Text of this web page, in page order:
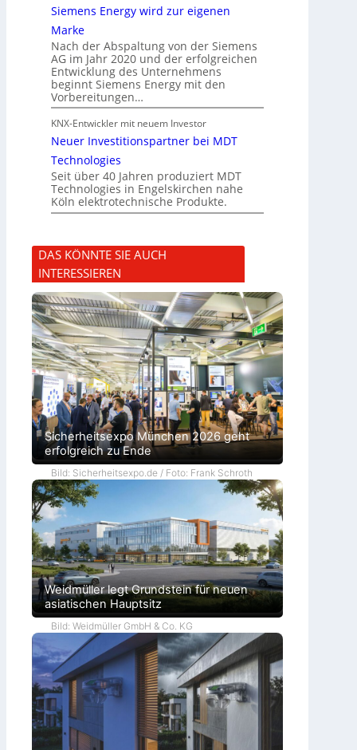
Siemens Energy wird zur eigenen
Marke
Nach der Abspaltung von der Siemens
AG im Jahr 2020 und der erfolgreichen
Entwicklung des Unternehmens
beginnt Siemens Energy mit den
Vorbereitungen…
KNX-Entwickler mit neuem Investor
Neuer Investitionspartner bei MDT
Technologies
Seit über 40 Jahren produziert MDT
Technologies in Engelskirchen nahe
Köln elektrotechnische Produkte.
DAS KÖNNTE SIE AUCH
INTERESSIEREN
Sicherheitsexpo München 2026 geht
erfolgreich zu Ende
Bild: Sicherheitsexpo.de / Foto: Frank Schroth
Weidmüller legt Grundstein für neuen
asiatischen Hauptsitz
Bild: Weidmüller GmbH & Co. KG